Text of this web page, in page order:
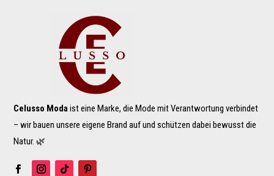
Celusso Modaist eine Marke, die Mode mit Verantwortung verbindet
– wir bauen unsere eigene Brand auf und schützen dabei bewusst die
Natur. 🌿